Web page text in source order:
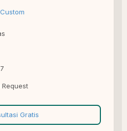
Custom
Request
Gratis